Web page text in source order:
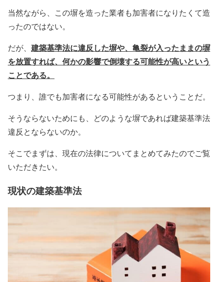
当然ながら、この塀を造った業者も加害者になりたくて造
ったのではない。
だが、 建築基準法に違反した塀や、亀裂が入ったままの塀
を放置すれば、何かの影響で倒壊する可能性が高いという
ことである。
つまり、誰でも加害者になる可能性があるということだ。
そうならないためにも、どのような塀であれば建築基準法
違反とならないのか。
そこでまずは、現在の法律についてまとめてみたのでご覧
いただきたい。
現状の建築基準法